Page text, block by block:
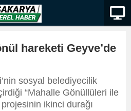
hareketi Geyve’de
sosyal belediyecilik
“Mahalle Gönüllüleri ile
projesinin ikinci durağı